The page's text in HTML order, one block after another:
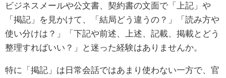
ビジネスメールや公文書、契約書の文面で「上記」や
「掲記」を見かけて、「結局どう違うの？」「読み方や
使い分けは？」「下記や前述、上述、記載、掲載とどう
整理すればいい？」と迷った経験はありませんか。
特に「掲記」は日常会話ではあまり使わない一方で、官